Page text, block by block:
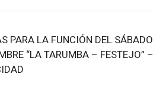
PARA LA FUNCIÓN DEL SÁBADO
“LA TARUMBA – FESTEJO” –